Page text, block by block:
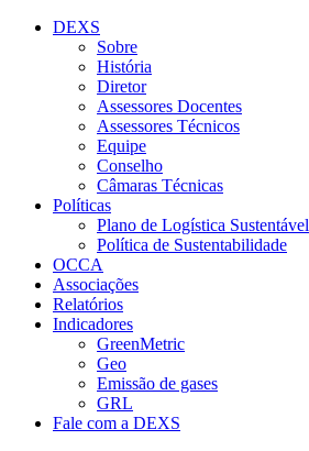
Conteúdo principal
DEXS
Sobre
História
Diretor
Assessores Docentes
Assessores Técnicos
Equipe
Conselho
Câmaras Técnicas
Políticas
Plano de Logística Sustentável
Política de Sustentabilidade
OCCA
Associações
Relatórios
Indicadores
GreenMetric
Geo
Emissão de gases
GRL
Fale com a DEXS